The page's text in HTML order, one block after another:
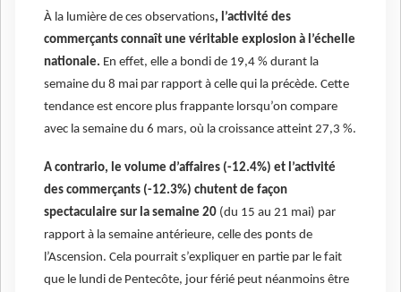
À la lumière de ces observations, l’activité des
commerçants connaît une véritable explosion à l’échelle
nationale. En effet, elle a bondi de 19,4 % durant la
semaine du 8 mai par rapport à celle qui la précède. Cette
tendance est encore plus frappante lorsqu’on compare
avec la semaine du 6 mars, où la croissance atteint 27,3 %.
A contrario, le volume d’affaires (-12.4%) et l’activité
des commerçants (-12.3%) chutent de façon
spectaculaire sur la semaine 20 (du 15 au 21 mai) par
rapport à la semaine antérieure, celle des ponts de
l’Ascension. Cela pourrait s’expliquer en partie par le fait
que le lundi de Pentecôte, jour férié peut néanmoins être